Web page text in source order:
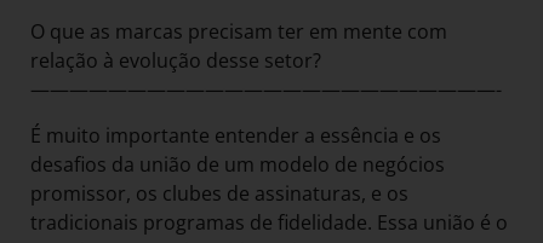
O que as marcas precisam ter em mente com
relação à evolução desse setor?
————————————————————————-
É muito importante entender a essência e os
desafios da união de um modelo de negócios
promissor, os clubes de assinaturas, e os
tradicionais programas de fidelidade. Essa união é o